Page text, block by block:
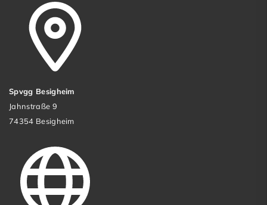
Spvgg Besigheim
Jahnstraße 9
74354 Besigheim